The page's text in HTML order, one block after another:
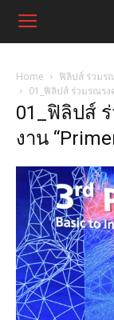
Home
ฟิลิปส์ ร่วมร
01_ฟิลิปส์ ร่วมรณรง
01_ฟิลิปส์
งาน